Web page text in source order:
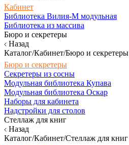
Кабинет
Библиотека Вилия-М модульная
Библиотека из массива
Бюро и секретеры
Назад
Каталог/Кабинет/Бюро и секретеры
Бюро и секретеры
Секретеры из сосны
Модульная библиотека Купава
Модульная библиотека Оскар
Наборы для кабинета
Надстройки для столов
Стеллаж для книг
Назад
Каталог/Кабинет/Стеллаж для книг